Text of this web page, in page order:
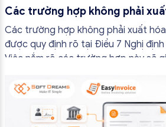
Các trường hợp không phải
2026
Các trường hợp không phải xuất
được quy định rõ tại Điều 7 Nghị
Việc nắm rõ các trường hợp này sẽ
tránh lập hóa đơn không cần thiết